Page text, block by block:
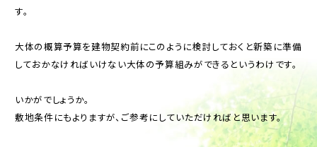
す。
大体の概算予算を建物契約前にこのように検討しておくと新築に準備
しておかなければいけない大体の予算組みができるというわけです。
いかがでしょうか。
敷地条件にもよりますが、ご参考にしていただければと思います。